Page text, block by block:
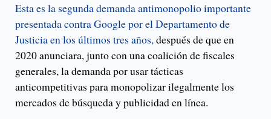
Esta es la segunda demanda antimonopolio importante
presentada contra Google por el Departamento de
Justicia en los últimos tres años,después de que en
2020 anunciara, junto con una coalición de fiscales
generales, la demanda por usar tácticas
anticompetitivas para monopolizar ilegalmente los
mercados de búsqueda y publicidad en línea.